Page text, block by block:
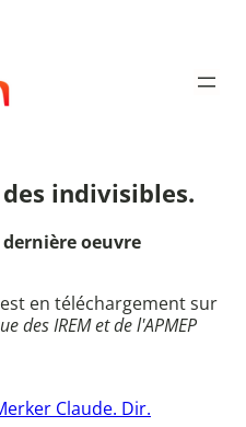
indivisibles.
oeuvre
en téléchargement sur
des IREM et de l'APMEP
Claude. Dir.